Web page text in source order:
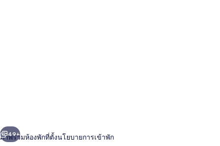
Bath
า
ถัดไป
49+
ภาพรวมห้องพักที่ตั้งนโยบายการเข้าพัก